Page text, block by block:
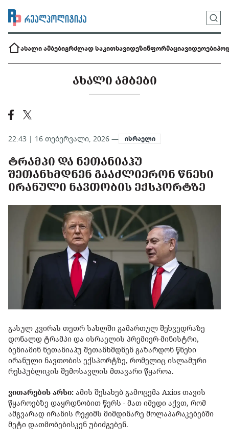
ახალი ამბებიგრძლად საკითხავიდეზინფორმაციავიდეოები
ᲐᲮᲐᲚᲘ ᲐᲛᲑᲔᲑᲘ
22:43 | 16 თებერვალი, 2026 — ისრაელი
ᲢᲠᲐᲛᲞᲘ ᲓᲐ ᲜᲔᲗᲐᲜᲘᲐᲰᲣ
ᲨᲔᲗᲐᲜᲮᲛᲓᲜᲔᲜ ᲒᲐᲐᲫᲚᲘᲔᲠᲝᲜ ᲬᲜᲔᲮᲘ
ᲘᲠᲐᲜᲣᲚᲘ ᲜᲐᲕᲗᲝᲑᲘᲡ ᲔᲥᲡᲞᲝᲠᲢᲖᲔ
გასულ კვირას თეთრ სახლში გამართულ შეხვედრაზე
დონალდ ტრამპი და ისრაელის პრემიერ-მინისტრი,
ბენიამინ ნეთანიაჰუ შეთანხმდნენ გაზარდონ წნეხი
ირანული ნავთობის ექსპორტზე, რომელიც ისლამური
რესპუბლიკის შემოსავლის მთავარი წყაროა.
ვითარების არსი: ამის შესახებ გამოცემა Axios თავის
წყაროებზე დაყრდნობით წერს - მათ იმედი აქვთ, რომ
ამგვარად ირანის რეჟიმს მიმდინარე მოლაპარაკებებში
მეტი დათმობებისკენ უბიძგებენ.